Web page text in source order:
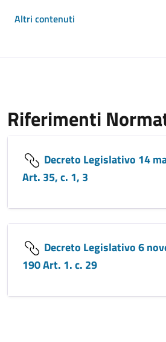
Altri contenuti
Riferimenti
Decreto Legislativo 14
Art. 35, c. 1, 3
Decreto Legislativo 6
190 Art. 1. c. 29